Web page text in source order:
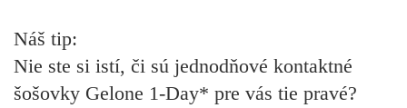
Náš tip:
Nie ste si istí, či sú jednodňové kontaktné
šošovky Gelone 1-Day* pre vás tie pravé?